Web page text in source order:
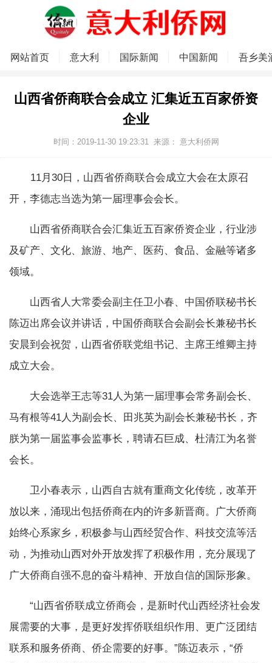
网站首页 意大利 国际新闻 中国新闻 吾乡美
山西省侨商联合会成立 汇集近五百家侨资
企业
时间：2019-11-30 19:23:31 来源： 意大利侨网
11月30日，山西省侨商联合会成立大会在太原召
开，李德志当选为第一届理事会会长。
山西省侨商联合会汇集近五百家侨资企业，行业涉
及矿产、文化、旅游、地产、医药、食品、金融等诸多
领域。
山西省人大常委会副主任卫小春、中国侨联秘书长
陈迈出席会议并讲话，中国侨商联合会副会长兼秘书长
安晨到会祝贺，山西省侨联党组书记、主席王维卿主持
成立大会。
大会选举王志等31人为第一届理事会常务副会长、
马有根等41人为副会长、田兆英为副会长兼秘书长，齐
朕为第一届监事会监事长，聘请石巨成、杜清江为名誉
会长。
卫小春表示，山西自古就有重商文化传统，改革开
放以来，涌现出包括侨商在内的许多新晋商。广大侨商
始终心系家乡，积极参与山西经贸合作、科技交流等活
动，为推动山西对外开放发挥了积极作用，充分展现了
广大侨商自强不息的奋斗精神、开放自信的国际形象。
“山西省侨联成立侨商会，是新时代山西经济社会发
展需要的大事，是更好发挥侨联组织作用、更广泛团结
联系和服务侨商、侨企需要的好事。”陈迈表示，“侨